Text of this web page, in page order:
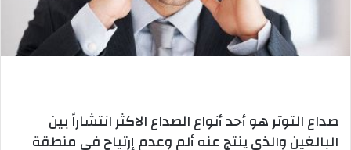
صداع التوتر هو أحد أنواع الصداع الاكثر انتشاراً بين
البالغين والذي ينتج عنه ألم وعدم إرتياح في منطقة